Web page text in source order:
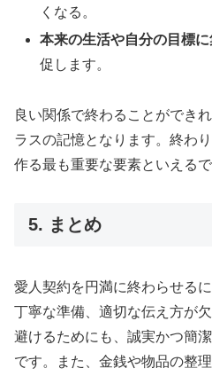
くなる。
本来の生活や自分の目標
促します。
良い関係で終わることができ
ラスの記憶となります。終わ
作る最も重要な要素といえるで
5. まとめ
愛人契約を円満に終わらせる
丁寧な準備、適切な伝え方が
避けるためにも、誠実かつ簡
です。また、金銭や物品の整